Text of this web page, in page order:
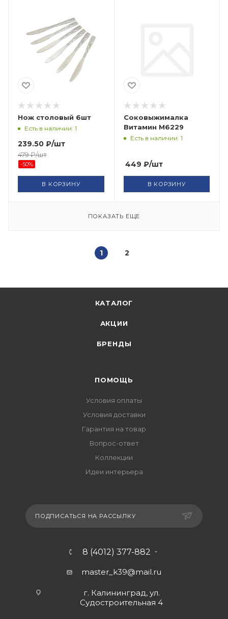
Нож столовый 6шт
Есть в наличии: 1
239.50 ₽/шт
479₽/шт
-50%
В КОРЗИНУ
Соковыжималка
Витамин М6229
Есть в наличии: 1
449 ₽/шт
В КОРЗИНУ
ПОКАЗАТЬ ЕЩЕ
1 2
КАТАЛОГ
АКЦИИ
БРЕНДЫ
ПОМОЩЬ
Условия оплаты
Условия доставки
Гарантия на товар
Вопрос-ответ
Коллекции
Идеи интерьера
ПОДПИСАТЬСЯ НА РАССЫЛКУ
8 (4012) 377-882
master_k39@mail.ru
г. Калининград, ул.
Судостроительная 4